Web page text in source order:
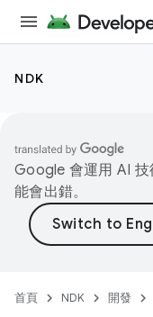
NDK
Google 會運用 AI
能會出錯。
首頁 NDK 開發